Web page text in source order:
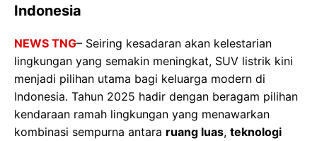
Indonesia
NEWS TNG– Seiring kesadaran akan kelestarian
lingkungan yang semakin meningkat, SUV listrik kini
menjadi pilihan utama bagi keluarga modern di
Indonesia. Tahun 2025 hadir dengan beragam pilihan
kendaraan ramah lingkungan yang menawarkan
kombinasi sempurna antara ruang luas, teknologi